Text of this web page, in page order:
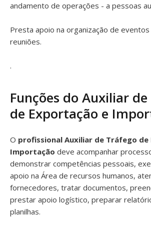
andamento de operações - a pessoas
Presta apoio na organização de
reuniões.
.
Funções do Auxiliar
de Exportação e
O profissional Auxiliar de Tráfego de
Importação deve acompanhar
demonstrar competências pessoais,
apoio na Área de recursos humanos,
fornecedores, tratar documentos,
prestar apoio logístico, preparar
planilhas.